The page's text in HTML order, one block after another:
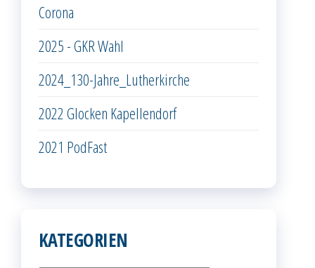
Corona
2025 - GKR Wahl
2024_130-Jahre_Lutherkirche
2022 Glocken Kapellendorf
2021 PodFast
KATEGORIEN